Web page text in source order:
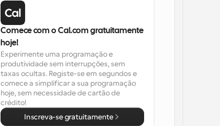
Comece com o Cal.com gratuitamente
hoje!
Experimente uma programação e
produtividade sem interrupções, sem
taxas ocultas. Registe-se em segundos e
comece a simplificar a sua programação
hoje, sem necessidade de cartão de
crédito!
Inscreva-se gratuitamente